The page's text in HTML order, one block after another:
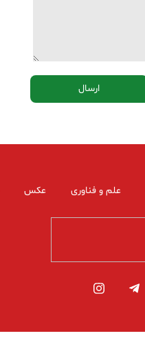
علم و فناوری عکس